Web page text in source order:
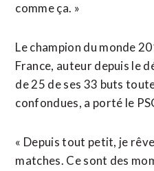
comme ça. »
Le champion du monde
France, auteur depuis le
de 25 de ses 33 buts
confondues, a porté le
« Depuis tout petit, je
matches. Ce sont des